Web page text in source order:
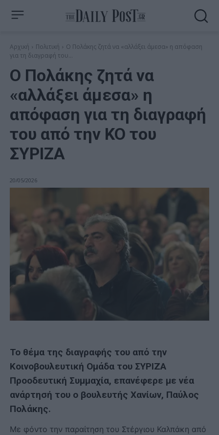
Αρχική Πολιτική
Ο Πολάκης ζητά να «αλλάξει άμεσα» η απόφαση
για τη διαγραφή του...
Ο Πολάκης ζητά να
«αλλάξει άμεσα» η
απόφαση για τη διαγραφή
του από την ΚΟ του
ΣΥΡΙΖΑ
20/05/2026
Το θέμα της διαγραφής του από την
Κοινοβουλευτική Ομάδα του ΣΥΡΙΖΑ
Προοδευτική Συμμαχία, επανέφερε με νέα
ανάρτησή του ο βουλευτής Χανίων, Παύλος
Πολάκης.
Με φόντο την παραίτηση του Στέργιου Καλπάκη από